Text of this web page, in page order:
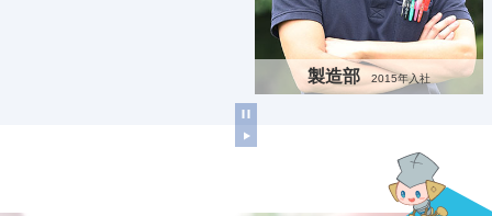
製造部 2015年入社